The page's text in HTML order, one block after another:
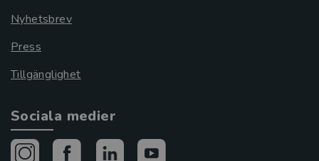
Nyhetsbrev
Press
Tillgänglighet
Sociala medier